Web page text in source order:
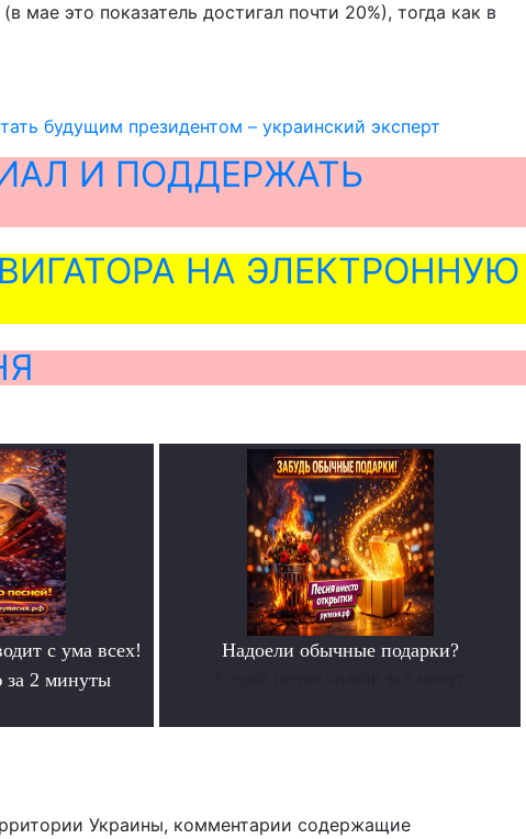
мае это показатель достигал почти 20%), тогда как в
будущим президентом – украинский эксперт
И ПОДДЕРЖАТЬ
НА ЭЛЕКТРОННУЮ
с ума всех!
за 2 минуты
Надоели обычные подарки?
Украины, комментарии содержащие